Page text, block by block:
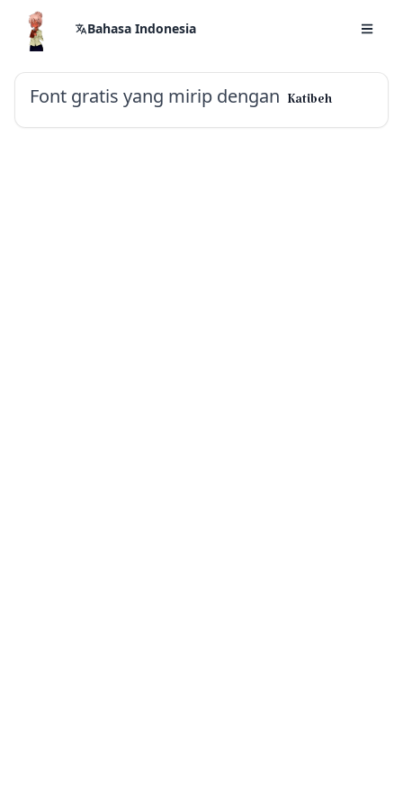
Bahasa Indonesia
Font gratis yang mirip dengan Katibeh